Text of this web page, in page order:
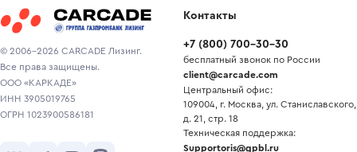
© 2006-2026 CARCADE Лизинг.
Все права защищены.
ООО «КАРКАДЕ»
ИНН 3905019765
ОГРН 1023900586181
Контакты
+7 (800) 700-30-30
бесплатный звонок по России
client@carcade.com
Центральный офис:
109004, г. Москва, ул. Станиславского,
д. 21, стр. 18
Техническая поддержка:
Supportoris@gpbl.ru